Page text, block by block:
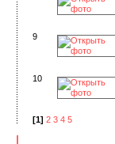
9
10
[1] 2 3 4 5